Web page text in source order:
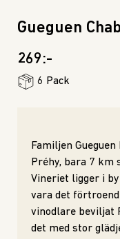
Gueguen
269:-
6 Pack
Familjen
Préhy, bara 7 km
Vineriet ligger i
vara det
vinodlare beviljat
det med stor